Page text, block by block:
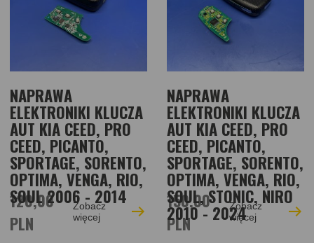
NAPRAWA
ELEKTRONIKI KLUCZA
AUT KIA CEED, PRO
CEED, PICANTO,
SPORTAGE, SORENTO,
OPTIMA, VENGA, RIO,
SOUL 2006 - 2014
120,00
PLN
Zobacz
więcej
NAPRAWA
ELEKTRONIKI KLUCZA
AUT KIA CEED, PRO
CEED, PICANTO,
SPORTAGE, SORENTO,
OPTIMA, VENGA, RIO,
SOUL, STONIC, NIRO
2010 - 2024
150,00
PLN
Zobacz
więcej